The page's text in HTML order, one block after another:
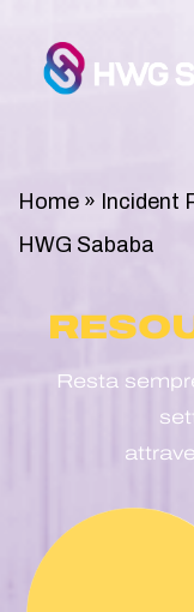
Home » Incident
HWG Sababa
Resta